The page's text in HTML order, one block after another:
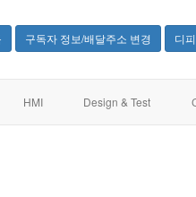
구독자 정보/배달주소 변경 디
HMI Design & Test